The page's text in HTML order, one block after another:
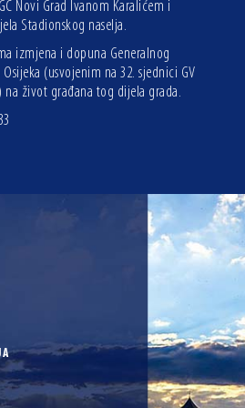
Novi Grad Ivanom Karalićem i
Stadionskog naselja.
izmjena i dopuna Generalnog
(usvojenim na 32. sjednici GV
na život građana tog dijela grada.